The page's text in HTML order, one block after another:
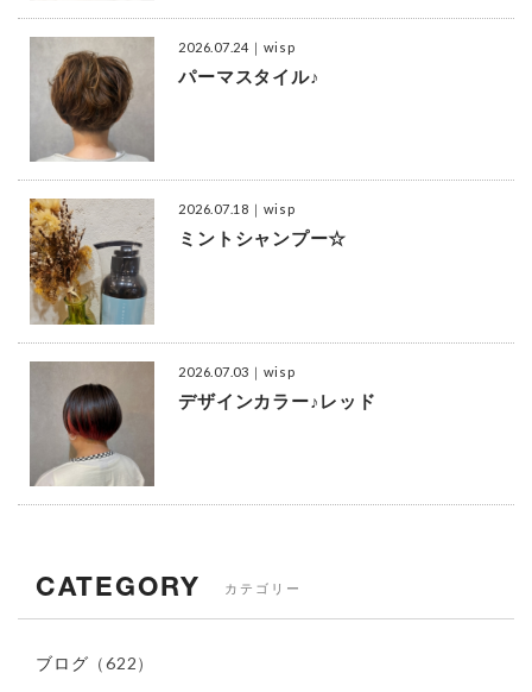
2026.07.24 ｜wisp
パーマスタイル♪
2026.07.18 ｜wisp
ミントシャンプー☆
2026.07.03 ｜wisp
デザインカラー♪レッド
CATEGORY カテゴリー
ブログ （622）